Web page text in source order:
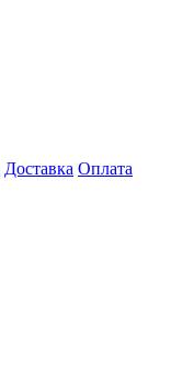
Доставка Оплата